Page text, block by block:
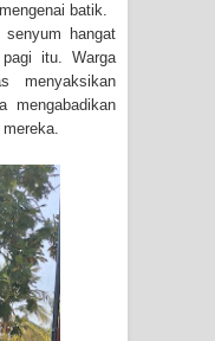
batik.
senyum hangat
itu. Warga
menyaksikan
mengabadikan